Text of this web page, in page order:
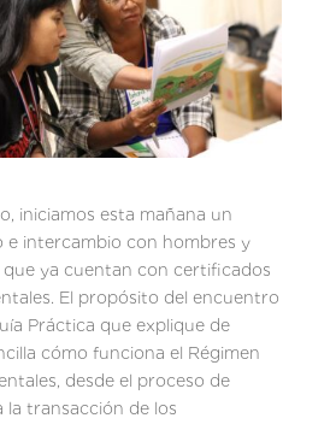
iniciamos esta mañana un
e intercambio con hombres y
que ya cuentan con certificados
El propósito del encuentro
Práctica que explique de
cómo funciona el Régimen
desde el proceso de
transacción de los